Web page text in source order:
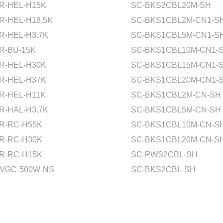
HEL-H15K
SC-BKS2CBL20M-SH
HEL-H18.5K
SC-BKS1CBL2M-CN1-
HEL-H3.7K
SC-BKS1CBL5M-CN1-
BU-15K
SC-BKS1CBL10M-CN1-
HEL-H30K
SC-BKS1CBL15M-CN1-
HEL-H37K
SC-BKS1CBL20M-CN1-
HEL-H11K
SC-BKS1CBL2M-CN-SH
HAL-H3.7K
SC-BKS1CBL5M-CN-SH
RC-H55K
SC-BKS1CBL10M-CN-
RC-H30K
SC-BKS1CBL20M-CN-
RC-H15K
SC-PWS2CBL-SH
500W-NS
SC-BKS2CBL-SH